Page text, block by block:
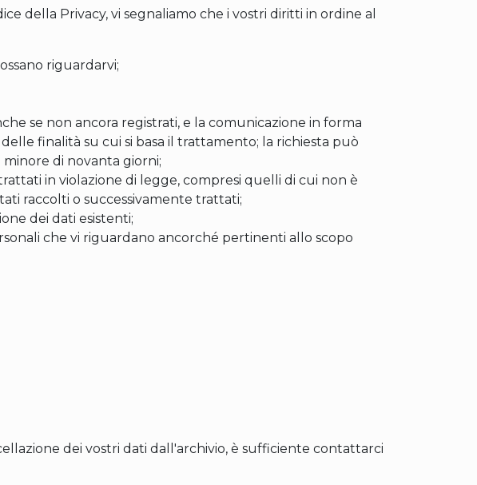
della Privacy, vi segnaliamo che i vostri diritti in ordine al
riguardarvi;
se non ancora registrati, e la comunicazione in forma
finalità su cui si basa il trattamento; la richiesta può
di novanta giorni;
in violazione di legge, compresi quelli di cui non è
raccolti o successivamente trattati;
dei dati esistenti;
che vi riguardano ancorché pertinenti allo scopo
dei vostri dati dall'archivio, è sufficiente contattarci